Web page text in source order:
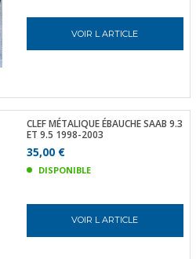
VOIR L ARTICLE
CLEF MÉTALIQUE ÉBAUCHE SAAB 9.3
ET 9.5 1998-2003
35,00 €
DISPONIBLE
VOIR L ARTICLE